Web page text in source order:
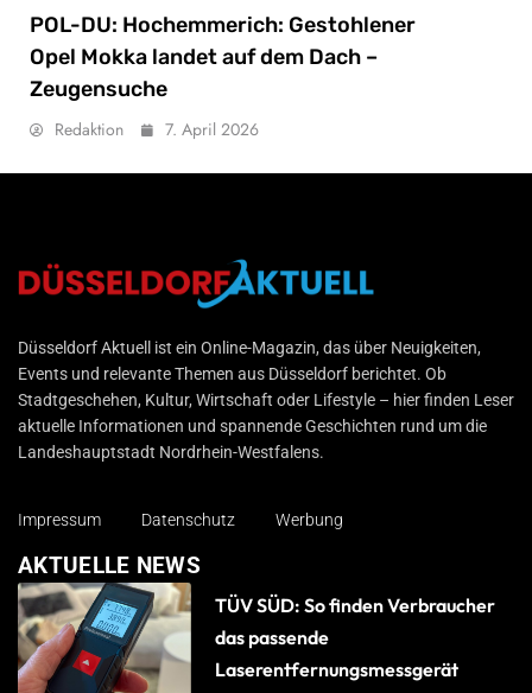
POL-DU: Hochemmerich: Gestohlener
Opel Mokka landet auf dem Dach –
Zeugensuche
Redaktion 7. April 2026
Düsseldorf Aktuell
Düsseldorf Aktuell ist ein Online-Magazin, das über Neuigkeiten,
Events und relevante Themen aus Düsseldorf berichtet. Ob
Stadtgeschehen, Kultur, Wirtschaft oder Lifestyle – hier finden Leser
aktuelle Informationen und spannende Geschichten rund um die
Landeshauptstadt Nordrhein-Westfalens.
Impressum Datenschutz Werbung
AKTUELLE NEWS
TÜV SÜD: So finden Verbraucher
das passende
Laserentfernungsmessgerät